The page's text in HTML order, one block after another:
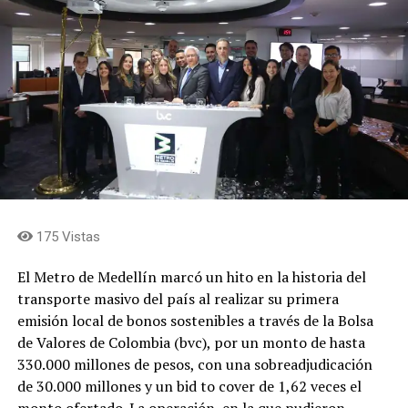
afirmó que el modelo de concesión permitirá asegurar la
financiación de las obras, el mantenimiento permanente
del estadio, la generación de nuevas fuentes de ingresos
y la sostenibilidad del escenario a largo plazo.
Concejales que integran la comisión de ponentes
expresaron que el proyecto representa una oportunidad
para transformar el estadio Atanasio Girardot en un
escenario de talla mundial, capaz de responder a las
culturales, superando la obsolescencia de la
financiera y convirtiéndolo en un recinto
multipropósito bajo estándares internacionales,
mediante un modelo de financiación que combina
recursos públicos y privados.
Finalmente manifestaron que la EDU liderará la
175 Vistas
El Metro de Medellín marcó un hito en la historia del
transporte masivo del país al realizar su primera
emisión local de bonos sostenibles a través de la Bolsa
de Valores de Colombia (bvc), por un monto de hasta
330.000 millones de pesos, con una sobreadjudicación
de 30.000 millones y un bid to cover de 1,62 veces el